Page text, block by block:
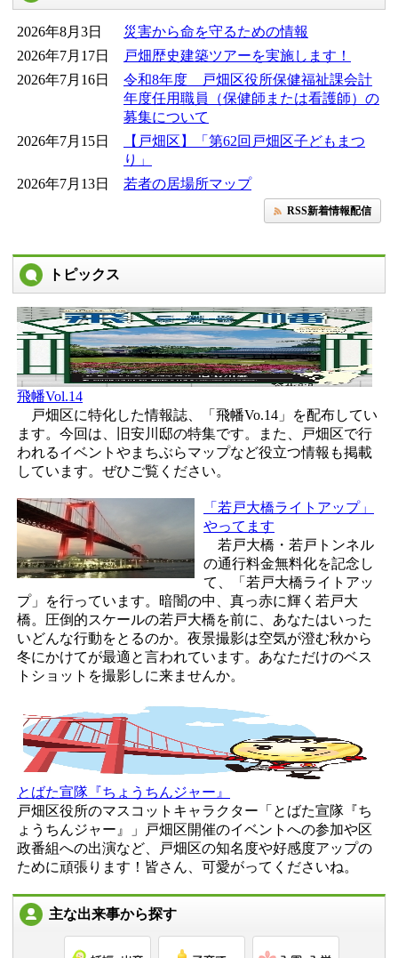
2026年8月3日
災害から命を守るための情報
2026年7月17日
戸畑歴史建築ツアーを実施します！
2026年7月16日
令和8年度 戸畑区役所保健福祉課会計
年度任用職員（保健師または看護師）の
募集について
2026年7月15日
【戸畑区】「第62回戸畑区子どもまつ
り」
2026年7月13日
若者の居場所マップ
RSS新着情報配信
トピックス
飛幡Vol.14
戸畑区に特化した情報誌、「飛幡Vo.14」を配布してい
ます。今回は、旧安川邸の特集です。また、戸畑区で行
われるイベントやまちぶらマップなど役立つ情報も掲載
しています。ぜひご覧ください。
「若戸大橋ライトアップ」
やってます
若戸大橋・若戸トンネル
の通行料金無料化を記念し
て、「若戸大橋ライトアッ
プ」を行っています。暗闇の中、真っ赤に輝く若戸大
橋。圧倒的スケールの若戸大橋を前に、あなたはいった
いどんな行動をとるのか。夜景撮影は空気が澄む秋から
冬にかけてが最適と言われています。あなただけのベス
トショットを撮影しに来ませんか。
とばた宣隊『ちょうちんジャー』
戸畑区役所のマスコットキャラクター「とばた宣隊『ち
ょうちんジャー』」戸畑区開催のイベントへの参加や区
政番組への出演など、戸畑区の知名度や好感度アップの
ために頑張ります！皆さん、可愛がってくださいね。
主な出来事から探す